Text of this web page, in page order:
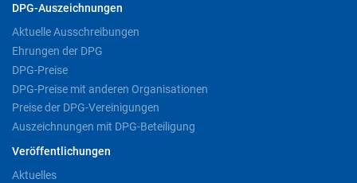
DPG-Auszeichnungen
Aktuelle Ausschreibungen
Ehrungen der DPG
DPG-Preise
DPG-Preise mit anderen Organisationen
Preise der DPG-Vereinigungen
Auszeichnungen mit DPG-Beteiligung
Veröffentlichungen
Aktuelles